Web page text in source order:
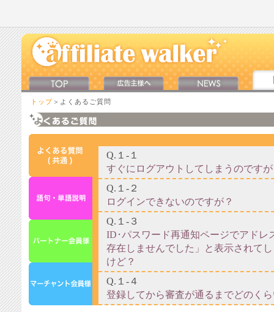
トップ ＞よくあるご質問